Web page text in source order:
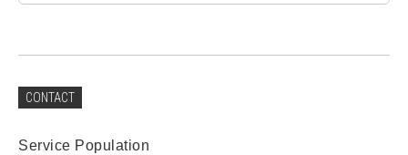
CONTACT
Service Population